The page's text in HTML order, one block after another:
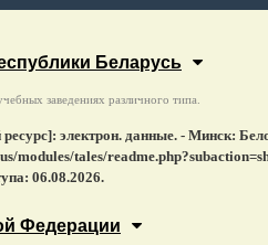
Беларусь
заведениях различного типа.
электрон. данные. - Минск:
modules/tales/
06.08.2026.
Федерации